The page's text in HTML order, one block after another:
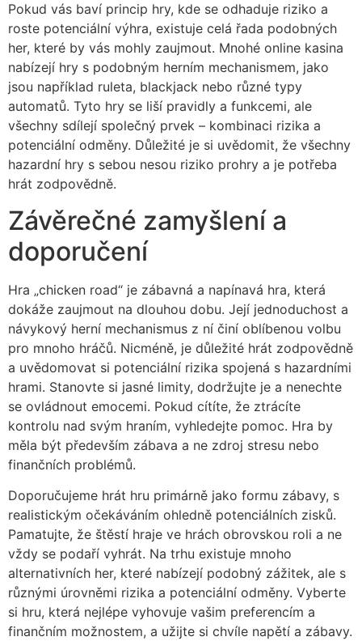
Pokud vás baví princip hry, kde se odhaduje riziko a
roste potenciální výhra, existuje celá řada podobných
her, které by vás mohly zaujmout. Mnohé online kasina
nabízejí hry s podobným herním mechanismem, jako
jsou například ruleta, blackjack nebo různé typy
automatů. Tyto hry se liší pravidly a funkcemi, ale
všechny sdílejí společný prvek – kombinaci rizika a
potenciální odměny. Důležité je si uvědomit, že všechny
hazardní hry s sebou nesou riziko prohry a je potřeba
hrát zodpovědně.
Závěrečné zamyšlení a
doporučení
Hra „chicken road“ je zábavná a napínavá hra, která
dokáže zaujmout na dlouhou dobu. Její jednoduchost a
návykový herní mechanismus z ní činí oblíbenou volbu
pro mnoho hráčů. Nicméně, je důležité hrát zodpovědně
a uvědomovat si potenciální rizika spojená s hazardními
hrami. Stanovte si jasné limity, dodržujte je a nenechte
se ovládnout emocemi. Pokud cítíte, že ztrácíte
kontrolu nad svým hraním, vyhledejte pomoc. Hra by
měla být především zábava a ne zdroj stresu nebo
finančních problémů.
Doporučujeme hrát hru primárně jako formu zábavy, s
realistickým očekáváním ohledně potenciálních zisků.
Pamatujte, že štěstí hraje ve hrách obrovskou roli a ne
vždy se podaří vyhrát. Na trhu existuje mnoho
alternativních her, které nabízejí podobný zážitek, ale s
různými úrovněmi rizika a potenciální odměny. Vyberte
si hru, která nejlépe vyhovuje vašim preferencím a
finančním možnostem, a užijte si chvíle napětí a zábavy.